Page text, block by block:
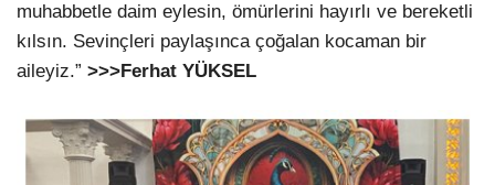
muhabbetle daim eylesin, ömürlerini hayırlı ve bereketli
kılsın. Sevinçleri paylaşınca çoğalan kocaman bir
aileyiz.” >>>Ferhat YÜKSEL